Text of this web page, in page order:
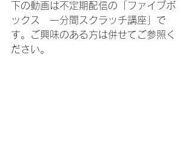
下の動画は不定期配信の 「ファイブボ
ックス　一分間スクラッチ講座」で
す。ご興味のある方は併せてご参照く
ださい。